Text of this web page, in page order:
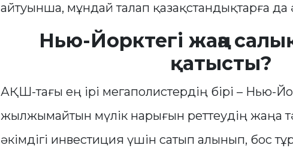
айтуынша, мұндай талап қазақстандықтарға да
Нью-Йорктегі жаңа
қатысты?
АҚШ-тағы ең ірі мегаполистердің бірі – Нью-
жылжымайтын мүлік нарығын реттеудің жаңа
әкімдігі инвестиция үшін сатып алынып, бос